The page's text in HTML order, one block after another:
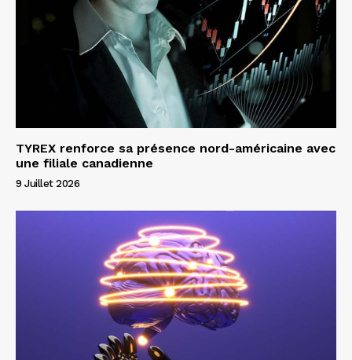
TYREX renforce sa présence nord-américaine avec
une filiale canadienne
9 Juillet 2026